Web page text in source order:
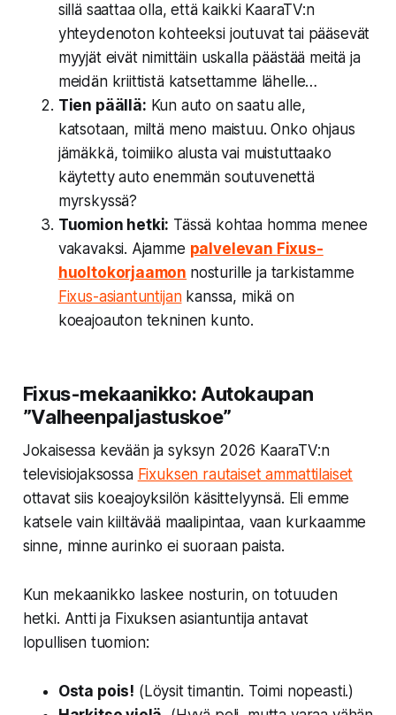
sillä saattaa olla, että kaikki KaaraTV:n
yhteydenoton kohteeksi joutuvat tai pääsevät
myyjät eivät nimittäin uskalla päästää meitä ja
meidän kriittistä katsettamme lähelle…
Tien päällä: Kun auto on saatu alle,
katsotaan, miltä meno maistuu. Onko ohjaus
jämäkkä, toimiiko alusta vai muistuttaako
käytetty auto enemmän soutuvenettä
myrskyssä?
Tuomion hetki: Tässä kohtaa homma menee
vakavaksi. Ajamme palvelevan Fixus-
huoltokorjaamon nosturille ja tarkistamme
Fixus-asiantuntijankanssa, mikä on
koeajoauton tekninen kunto.
Fixus-mekaanikko: Autokaupan
”Valheenpaljastuskoe”
Jokaisessa kevään ja syksyn 2026 KaaraTV:n
televisiojaksossa Fixuksen rautaiset ammattilaiset
ottavat siis koeajoyksilön käsittelyynsä. Eli emme
katsele vain kiiltävää maalipintaa, vaan kurkaamme
sinne, minne aurinko ei suoraan paista.
Kun mekaanikko laskee nosturin, on totuuden
hetki. Antti ja Fixuksen asiantuntija antavat
lopullisen tuomion:
Osta pois! (Löysit timantin. Toimi nopeasti.)